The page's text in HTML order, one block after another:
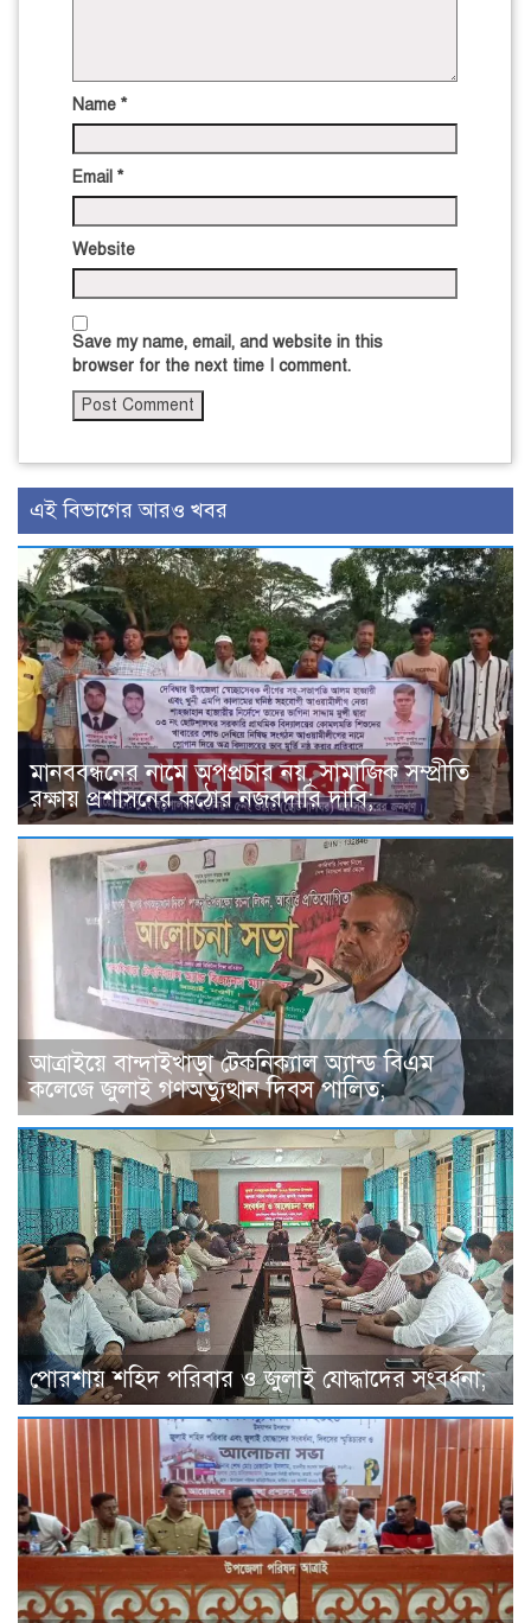
Name *
Email *
Website
Save my name, email, and website in this
browser for the next time I comment.
এই বিভাগের আরও খবর
মানববন্ধনের নামে অপপ্রচার নয়, সামাজিক সম্প্রীতি
রক্ষায় প্রশাসনের কঠোর নজরদারি দাবি;
আত্রাইয়ে বান্দাইখাড়া টেকনিক্যাল অ্যান্ড বিএম
কলেজে জুলাই গণঅভ্যুত্থান দিবস পালিত;
পোরশায় শহিদ পরিবার ও জুলাই যোদ্ধাদের সংবর্ধনা;